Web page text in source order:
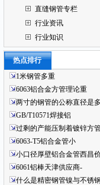
直缝钢管专栏
行业资讯
行业知识
热点排行
1米钢管多重
6063铝合金方管理论重
两寸的钢管的公称直径是多
GB/T10571焊接铝
过剩的产能压制着镀锌方
6063-T5铝合金管小
小口径厚壁铝合金管西昌
6061铝棒天津供应商-
什么是精密钢管镍与不锈钢